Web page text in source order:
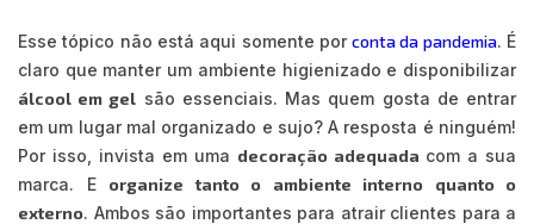
Esse tópico não está aqui somente porconta da pandemia. É
claro que manter um ambiente higienizado e disponibilizar
álcool em gel são essenciais. Mas quem gosta de entrar
em um lugar mal organizado e sujo? A resposta é ninguém!
Por isso, invista em uma decoração adequada com a sua
marca. E organize tanto o ambiente interno quanto o
externo. Ambos são importantes para atrair clientes para a